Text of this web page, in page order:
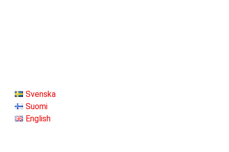
Svenska
Suomi
English